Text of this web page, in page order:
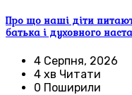
Про що наші діти
батька і духовного
4 Серпня, 2026
4 хв Читати
0 Поширили